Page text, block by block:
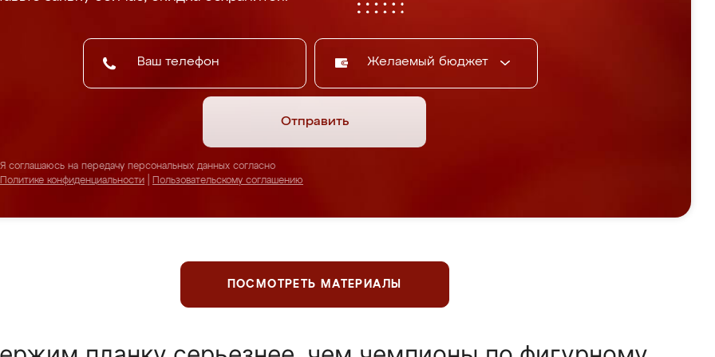
Желаемый бюджет
Отправить
Я соглашаюсь на передачу персональных данных согласно
Политике конфиденциальности
Пользовательскому соглашению
ПОСМОТРЕТЬ МАТЕРИАЛЫ